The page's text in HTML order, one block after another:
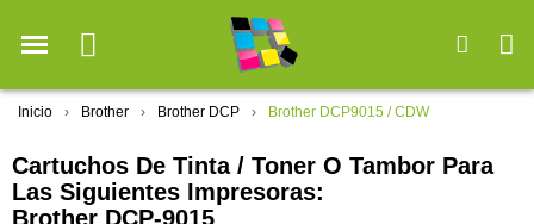
Inicio Brother Brother DCP Brother DCP9015 / CDW
Cartuchos De Tinta / Toner O Tambor Para
Las Siguientes Impresoras:
Brother DCP-9015